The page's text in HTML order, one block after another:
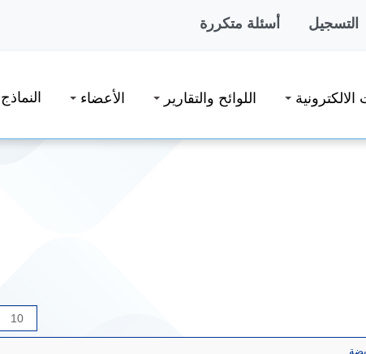
التسجيل أسئلة متكررة
اللوائح والتقارير الأعضاء النماذج
عدد
أسطر